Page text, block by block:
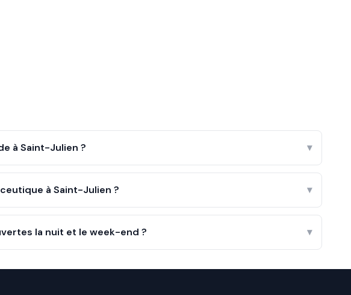
à Saint-Julien ? ▾
à Saint-Julien ? ▾
la nuit et le week-end ? ▾